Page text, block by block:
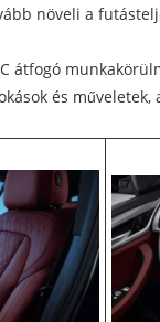
növeli a
átfogó
és